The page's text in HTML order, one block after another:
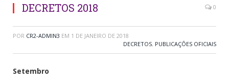
DECRETOS 2018 0
POR CR2-ADMIN3 EM 1 DE JANEIRO DE 2018
DECRETOS, PUBLICAÇÕES OFICIAIS
Setembro